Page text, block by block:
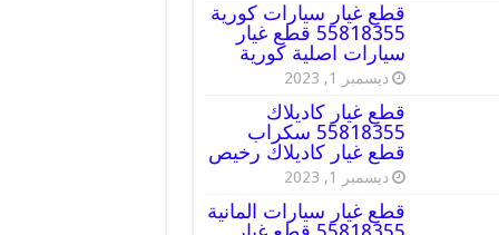
قطع غيار سيارات كورية
55818355 قطع غيار
سيارات اصلية كورية
ديسمبر 1, 2023
قطع غيار كاديلاك
55818355 سكراب
قطع غيار كاديلاك رخيص
ديسمبر 1, 2023
قطع غيار سيارات المانية